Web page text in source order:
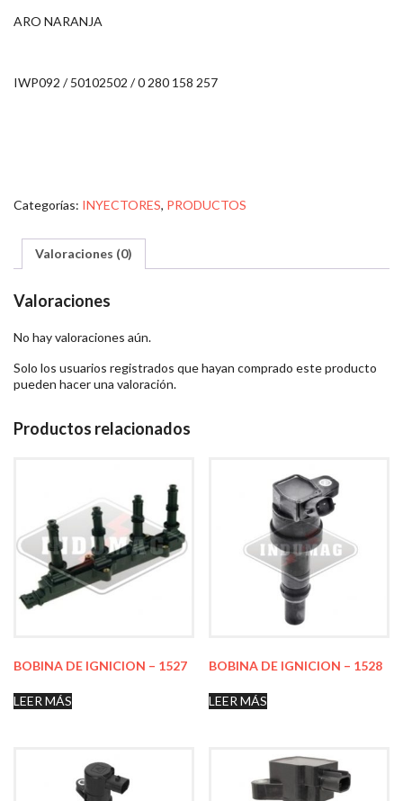
ARO NARANJA
IWP092 / 50102502 / 0 280 158 257
Categorías: INYECTORES, PRODUCTOS
Valoraciones (0)
Valoraciones
No hay valoraciones aún.
Solo los usuarios registrados que hayan comprado este producto
pueden hacer una valoración.
Productos relacionados
BOBINA DE IGNICION – 1527
LEER MÁS
BOBINA DE IGNICION – 1528
LEER MÁS